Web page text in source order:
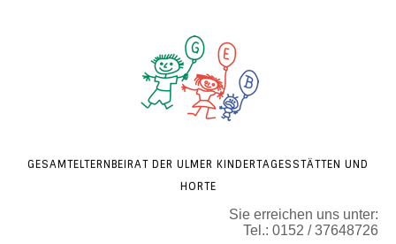
GESAMTELTERNBEIRAT DER ULMER KINDERTAGESSTÄTTEN UND
HORTE
Sie erreichen uns unter:
Tel.: 0152 / 37648726